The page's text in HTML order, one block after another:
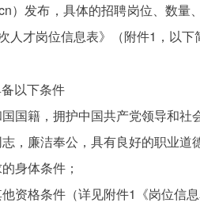
）发布，具体的招聘岗位、数
人才岗位信息表》（附件1，以下
备以下条件
国籍，拥护中国共产党领导和社
，廉洁奉公，具有良好的职业道
身体条件；
资格条件（详见附件1《岗位信息